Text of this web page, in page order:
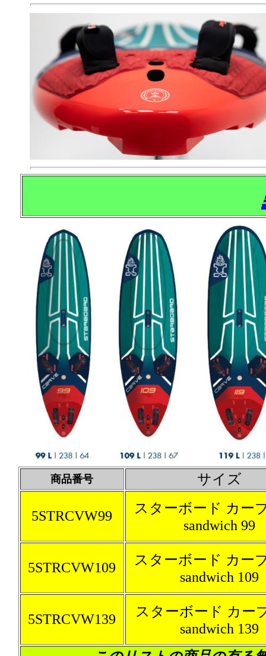
商品番号 サイズ
5STRCVW99
スターボード カー
sandwich 99
5STRCVW109
スターボード カー
sandwich 109
5STRCVW139
スターボード カー
sandwich 139